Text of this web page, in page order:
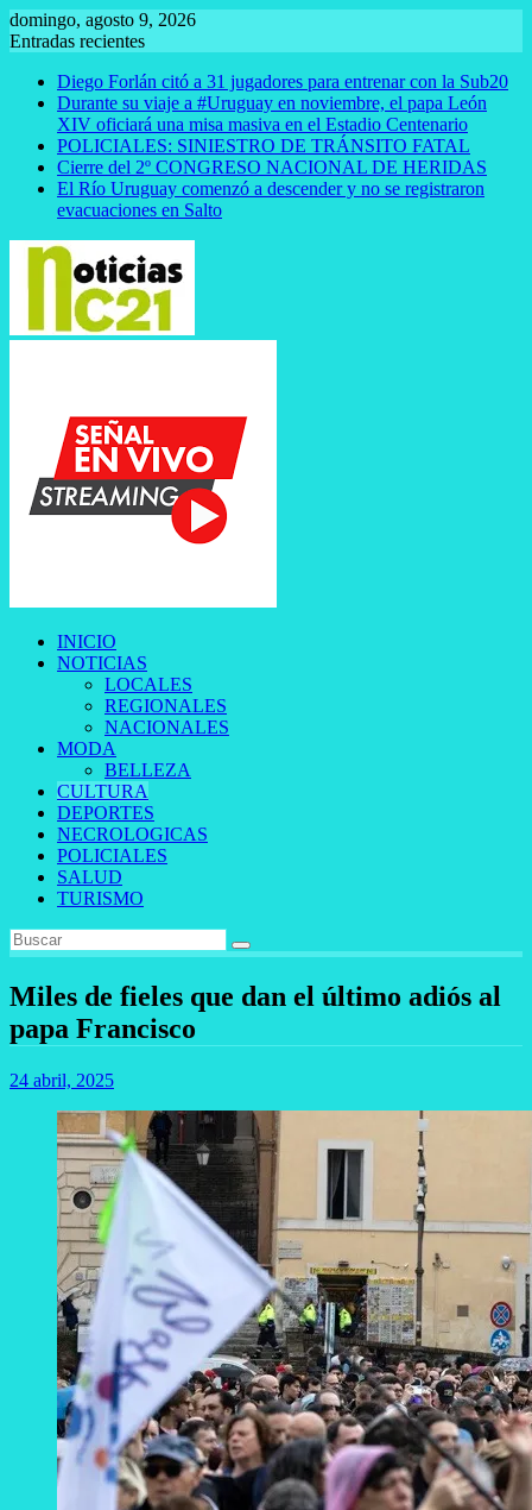
Saltar
al
domingo, agosto 9, 2026
Entradas recientes
Diego Forlán citó a 31 jugadores para entrenar con la Sub20
Durante su viaje a #Uruguay en noviembre, el papa León
XIV oficiará una misa masiva en el Estadio Centenario
POLICIALES: SINIESTRO DE TRÁNSITO FATAL
Cierre del 2º CONGRESO NACIONAL DE HERIDAS
El Río Uruguay comenzó a descender y no se registraron
evacuaciones en Salto
INICIO
NOTICIAS
LOCALES
REGIONALES
NACIONALES
MODA
BELLEZA
CULTURA
DEPORTES
NECROLOGICAS
POLICIALES
SALUD
TURISMO
Miles de fieles que dan el último adiós al
papa Francisco
24 abril, 2025